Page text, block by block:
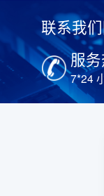
联系我
服
7*24